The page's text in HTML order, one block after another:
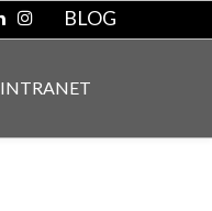
BLOG
INTRANET